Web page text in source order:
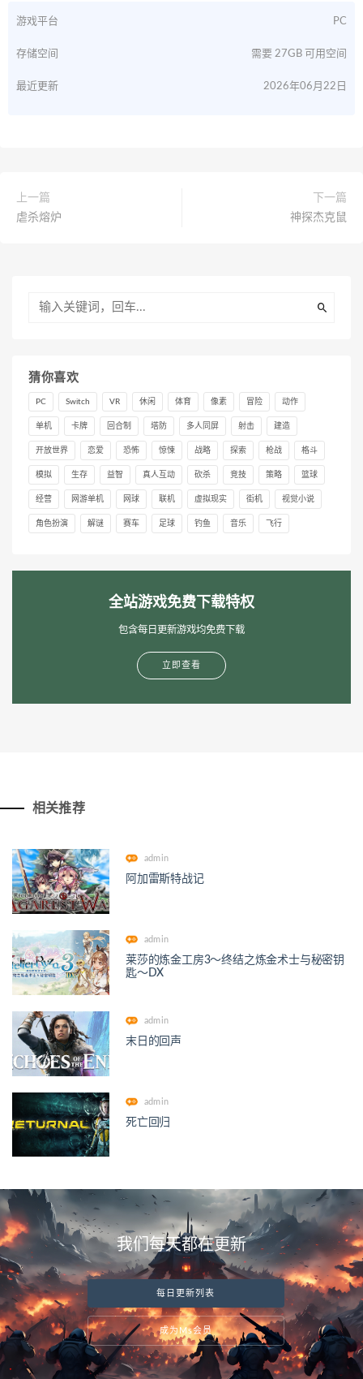
游戏平台 PC
存储空间 需要 27GB 可用空间
最近更新 2026年06月22日
上一篇
虐杀熔炉
下一篇
神探杰克鼠
猜你喜欢
PC Switch VR 休闲 体育 像素 冒险 动作
单机 卡牌 回合制 塔防 多人同屏 射击 建造
开放世界 恋爱 恐怖 惊悚 战略 探索 枪战 格斗
模拟 生存 益智 真人互动 砍杀 竞技 策略 篮球
经营 网游单机 网球 联机 虚拟现实 街机 视觉小说
角色扮演 解谜 赛车 足球 钓鱼 音乐 飞行
全站游戏免费下载特权
包含每日更新游戏均免费下载
立即查看
相关推荐
admin
阿加雷斯特战记
admin
莱莎的炼金工房3～终结之炼金术士与秘密钥
匙～DX
admin
末日的回声
admin
死亡回归
我们每天都在更新
每日更新列表
成为Ms会员